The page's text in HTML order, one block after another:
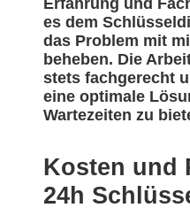
Erfahrung und
es dem
das Problem mit
beheben. Die
stets fachgerecht
eine optimale
Wartezeiten zu
Kosten und
24h